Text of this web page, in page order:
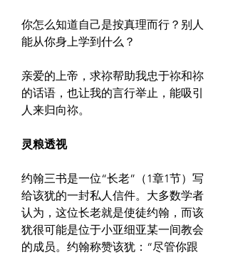
你怎么知道自己是按真理而行？别人
能从你身上学到什么？
亲爱的上帝，求祢帮助我忠于祢和祢
的话语，也让我的言行举止，能吸引
人来归向祢。
灵粮透视
约翰三书是一位“长老”（1章1节）写
给该犹的一封私人信件。大多数学者
认为，这位长老就是使徒约翰，而该
犹很可能是位于小亚细亚某一间教会
的成员。约翰称赞该犹：“尽管你跟